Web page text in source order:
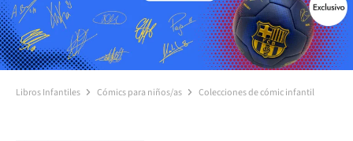
Libros Infantiles Cómics para niños/as Colecciones de cómic infantil